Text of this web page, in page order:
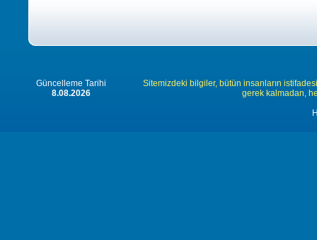
Güncelleme Tarihi
8.08.2026
Sitemizdeki bilgiler, bütün insanların
gerek kalmadan,